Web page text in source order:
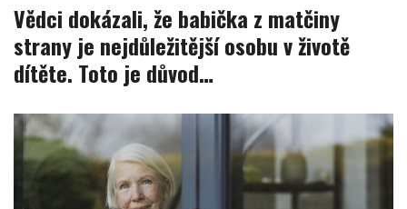
Vědci dokázali, že babička z matčiny
strany je nejdůležitější osobu v životě
dítěte. Toto je důvod…